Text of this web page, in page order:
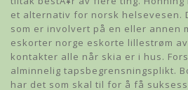
et alternativ for norsk helsevesen.
som er involvert på en eller annen
eskorter norge eskorte lillestrøm
kontakter alle når skia er i hus.
alminnelig tapsbegrensningsplikt.
har det som skal til for å få